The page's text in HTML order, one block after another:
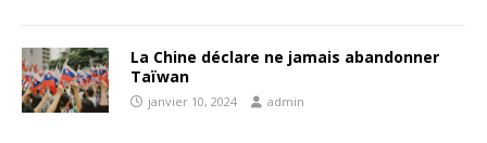
La Chine déclare ne jamais abandonner
Taïwan
janvier 10, 2024 admin